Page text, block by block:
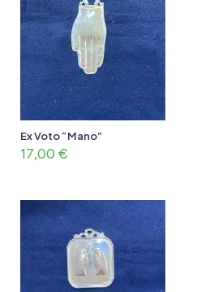
Ex Voto “Mano”
17,00 €